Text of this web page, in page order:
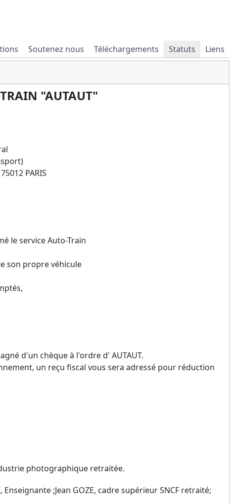
Soutenez nous Téléchargements Statuts Liens
"AUTAUT"
PARIS
le service Auto-Train
son propre véhicule
d'un chèque à l'ordre d' AUTAUT.
un reçu fiscal vous sera adressé pour réduction
photographique retraitée.
;Jean GOZE, cadre supérieur SNCF retraité;